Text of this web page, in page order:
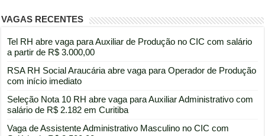
VAGAS RECENTES
Tel RH abre vaga para Auxiliar de Produção no CIC com salário
a partir de R$ 3.000,00
RSA RH Social Araucária abre vaga para Operador de Produção
com início imediato
Seleção Nota 10 RH abre vaga para Auxiliar Administrativo com
salário de R$ 2.182 em Curitiba
Vaga de Assistente Administrativo Masculino no CIC com